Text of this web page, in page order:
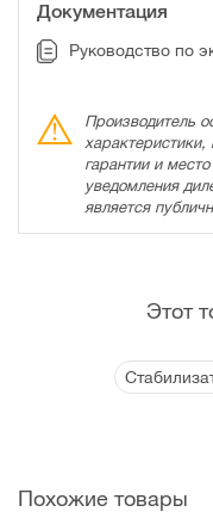
Документация
Руководство по
Производитель
гарантии и
уведомления
является
Этот
Похожие товары